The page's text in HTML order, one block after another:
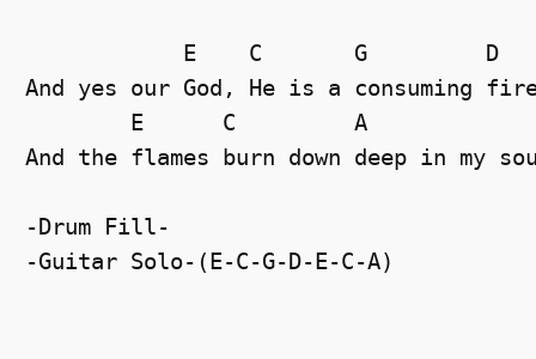
E C G
D
And yes our God, He is a consuming
E
C
A
And the flames burn down deep in my
-Drum Fill-
-Guitar Solo-(E-C-G-D-E-C-A)